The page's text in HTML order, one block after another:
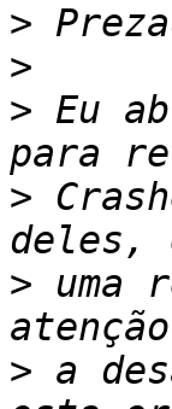
>
>
> Eu
>
> uma
> a